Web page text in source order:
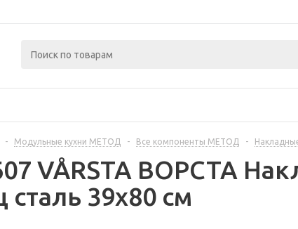
- Модульные кухни МЕТОД - Все компоненты МЕТОД -
VÅRSTA ВОРСТА
39x80 см